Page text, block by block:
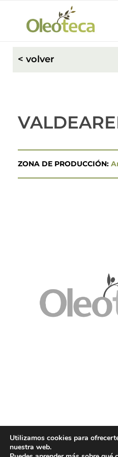
< volver
ZONA DE PRODUCCIÓN:
Utilizamos cookies para
nuestra web.